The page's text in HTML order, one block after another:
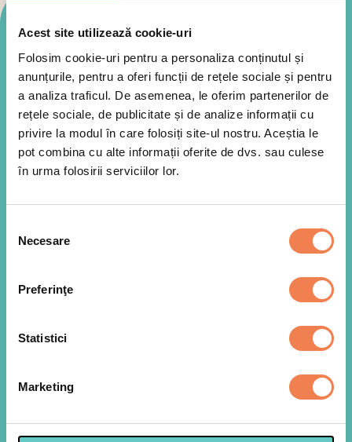
Acest site utilizează cookie-uri
Folosim cookie-uri pentru a personaliza conținutul și
anunțurile, pentru a oferi funcții de rețele sociale și pentru
a analiza traficul. De asemenea, le oferim partenerilor de
rețele sociale, de publicitate și de analize informații cu
privire la modul în care folosiți site-ul nostru. Aceștia le
pot combina cu alte informații oferite de dvs. sau culese
în urma folosirii serviciilor lor.
consimțământului
Necesare
Preferinţe
Statistici
Marketing
Mod de preparare
1
Intr-o tava incapatoare punem rosiile cherry,
ceapa taiata solzi, maslinele negre taiate felii si
masline, ardeiul iute taiat rondele, zaharul, putin
oregano uscat, sare si piper si amestecam bine